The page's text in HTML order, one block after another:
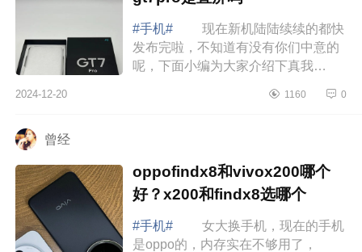
#手机#
现在新机陆陆续续的都快
发布完啦，不知道有没有你们中意的
呢，下面小编为大家介绍下真我
吗 真我gt7pro测评怎么样 十
2024-12-20 1160 0
曾经
oppofindx8和vivox200哪个
好？x200和findx8选哪个
#手机#
女大换手机，现在的手机
是oppo的，内存实在不够用了，